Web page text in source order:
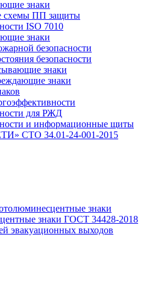
знаки
схемы ПП защиты
ISO 7010
знаки
безопасности
безопасности
знаки
знаки
для РЖД
и информационные щиты
СТО 34.01-24-001-2015
знаки
знаки ГОСТ 34428-2018
эвакуационных выходов